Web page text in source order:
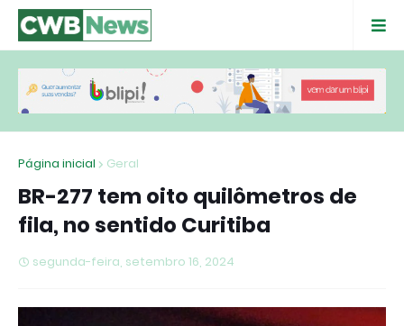
Página inicial Geral
BR-277 tem oito quilômetros de
fila, no sentido Curitiba
segunda-feira, setembro 16, 2024